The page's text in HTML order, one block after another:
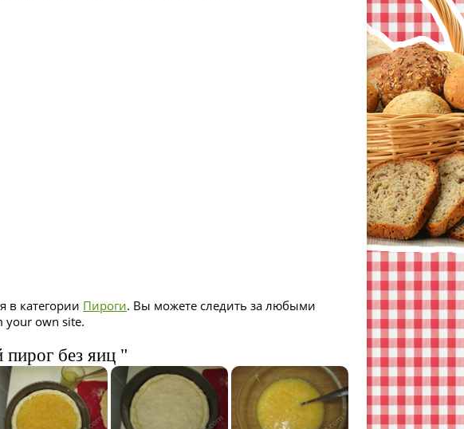
в категории Пироги. Вы можете следить за любыми
your own site.
без яиц "